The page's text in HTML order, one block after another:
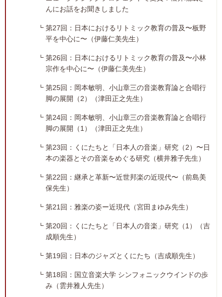
んにお話をお聞きしました
第27回：日本におけるリトミック教育の普及〜板野
平を中心に〜（伊藤仁美先生）
第26回：日本におけるリトミック教育の普及〜小林
宗作を中心に〜（伊藤仁美先生）
第25回：岡本敏明、小山章三の音楽教育論と合唱行
脚の展開（2）（津田正之先生）
第24回：岡本敏明、小山章三の音楽教育論と合唱行
脚の展開（1）（津田正之先生）
第23回：くにたちと「日本人の音楽」研究（2）〜日
本の楽器とその音楽をめぐる研究（横井雅子先生）
第22回：継承と革新〜近世邦楽の近現代〜（前島美
保先生）
第21回：雅楽の姿ー近現代（宮田まゆみ先生）
第20回：くにたちと「日本人の音楽」研究（1）（吉
成順先生）
第19回：日本のジャズとくにたち（吉成順先生）
第18回：国立音楽大学 シンフォニックウインドの歩
み（雲井雅人先生）